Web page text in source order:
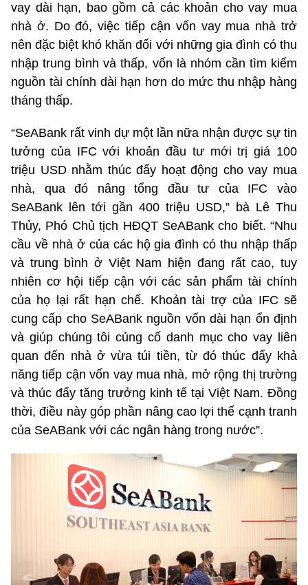
vay dài hạn, bao gồm cả các khoản cho vay mua
nhà ở. Do đó, việc tiếp cận vốn vay mua nhà trở
nên đặc biệt khó khăn đối với những gia đình có thu
nhập trung bình và thấp, vốn là nhóm cần tìm kiếm
nguồn tài chính dài hạn hơn do mức thu nhập hàng
tháng thấp.
“SeABank rất vinh dự một lần nữa nhận được sự tin
tưởng của IFC với khoản đầu tư mới trị giá 100
triệu USD nhằm thúc đẩy hoạt động cho vay mua
nhà, qua đó nâng tổng đầu tư của IFC vào
SeABank lên tới gần 400 triệu USD,” bà Lê Thu
Thủy, Phó Chủ tịch HĐQT SeABank cho biết. “Nhu
cầu về nhà ở của các hộ gia đình có thu nhập thấp
và trung bình ở Việt Nam hiện đang rất cao, tuy
nhiên cơ hội tiếp cận với các sản phẩm tài chính
của họ lại rất hạn chế. Khoản tài trợ của IFC sẽ
cung cấp cho SeABank nguồn vốn dài hạn ổn định
và giúp chúng tôi củng cố danh mục cho vay liên
quan đến nhà ở vừa túi tiền, từ đó thúc đẩy khả
năng tiếp cận vốn vay mua nhà, mở rộng thị trường
và thúc đẩy tăng trưởng kinh tế tại Việt Nam. Đồng
thời, điều này góp phần nâng cao lợi thế cạnh tranh
của SeABank với các ngân hàng trong nước”.